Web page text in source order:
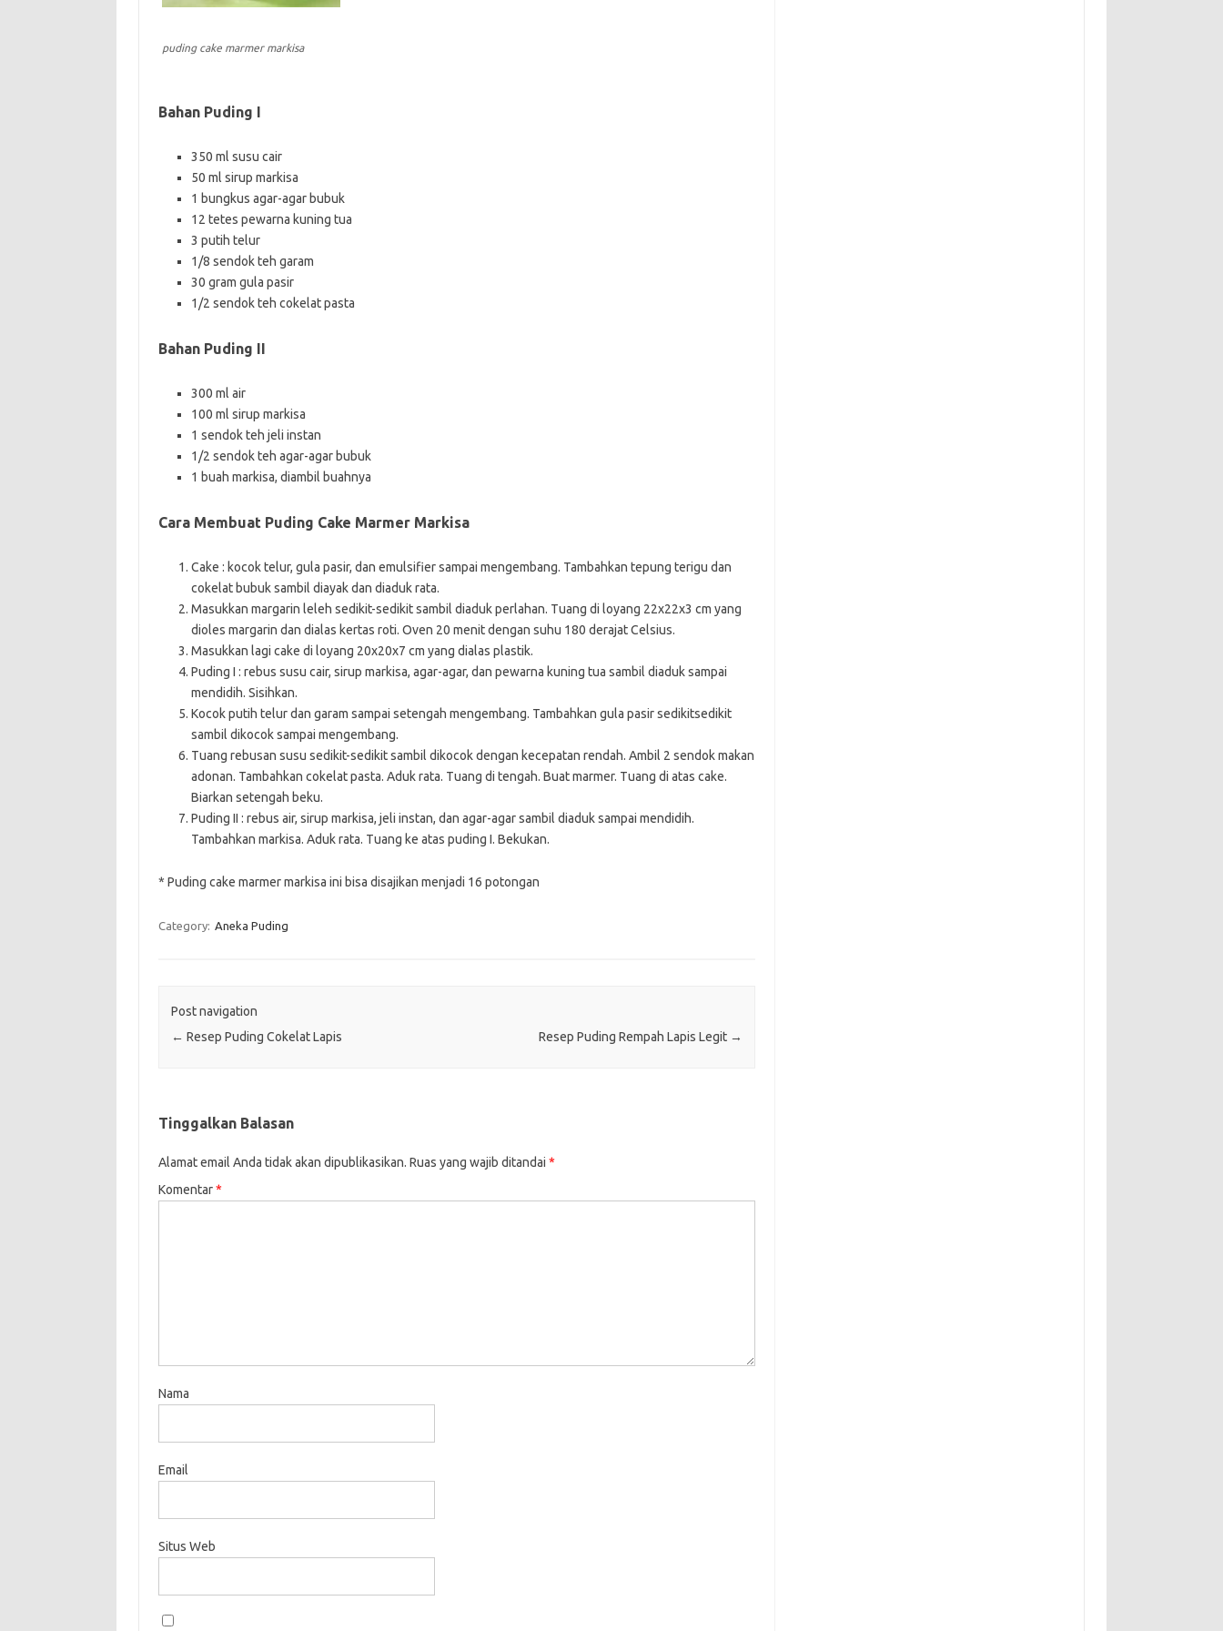
puding cake marmer markisa
Bahan Puding I
350 ml susu cair
50 ml sirup markisa
1 bungkus agar-agar bubuk
12 tetes pewarna kuning tua
3 putih telur
1/8 sendok teh garam
30 gram gula pasir
1/2 sendok teh cokelat pasta
Bahan Puding II
300 ml air
100 ml sirup markisa
1 sendok teh jeli instan
1/2 sendok teh agar-agar bubuk
1 buah markisa, diambil buahnya
Cara Membuat Puding Cake Marmer Markisa
Cake : kocok telur, gula pasir, dan emulsifier sampai mengembang. Tambahkan tepung terigu dan
cokelat bubuk sambil diayak dan diaduk rata.
Masukkan margarin leleh sedikit-sedikit sambil diaduk perlahan. Tuang di loyang 22x22x3 cm yang
dioles margarin dan dialas kertas roti. Oven 20 menit dengan suhu 180 derajat Celsius.
Masukkan lagi cake di loyang 20x20x7 cm yang dialas plastik.
Puding I : rebus susu cair, sirup markisa, agar-agar, dan pewarna kuning tua sambil diaduk sampai
mendidih. Sisihkan.
Kocok putih telur dan garam sampai setengah mengembang. Tambahkan gula pasir sedikitsedikit
sambil dikocok sampai mengembang.
Tuang rebusan susu sedikit-sedikit sambil dikocok dengan kecepatan rendah. Ambil 2 sendok makan
adonan. Tambahkan cokelat pasta. Aduk rata. Tuang di tengah. Buat marmer. Tuang di atas cake.
Biarkan setengah beku.
Puding II : rebus air, sirup markisa, jeli instan, dan agar-agar sambil diaduk sampai mendidih.
Tambahkan markisa. Aduk rata. Tuang ke atas puding I. Bekukan.
* Puding cake marmer markisa ini bisa disajikan menjadi 16 potongan
Category: Aneka Puding
Post navigation
← Resep Puding Cokelat Lapis Resep Puding Rempah Lapis Legit →
Tinggalkan Balasan
Alamat email Anda tidak akan dipublikasikan. Ruas yang wajib ditandai *
Komentar*
Nama
Email
Situs Web